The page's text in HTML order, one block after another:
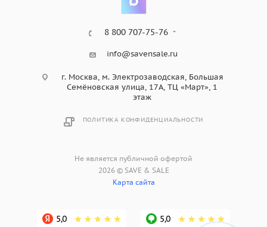
8 800 707-75-76
info@savensale.ru
г. Москва, м. Электрозаводская, Большая
Семёновская улица, 17А, ТЦ «Март», 1
этаж
ПОЛИТИКА КОНФИДЕНЦИАЛЬНОСТИ
Не является публичной офертой
2026 © SAVE & SALE
Карта сайта